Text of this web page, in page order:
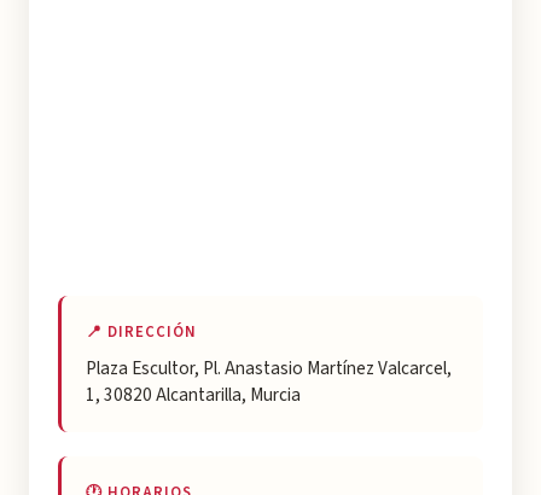
📍 DIRECCIÓN
Plaza Escultor, Pl. Anastasio Martínez Valcarcel,
1, 30820 Alcantarilla, Murcia